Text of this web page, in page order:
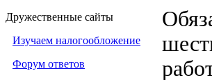
Дружественные сайты
Изучаем налогообложение
Форум ответов